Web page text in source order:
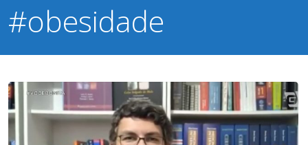
#obesidade